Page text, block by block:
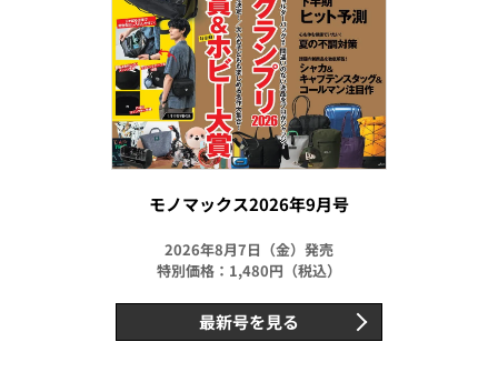
モノマックス2026年9月号
2026年8月7日（金）発売
特別価格：1,480円（税込）
最新号を見る